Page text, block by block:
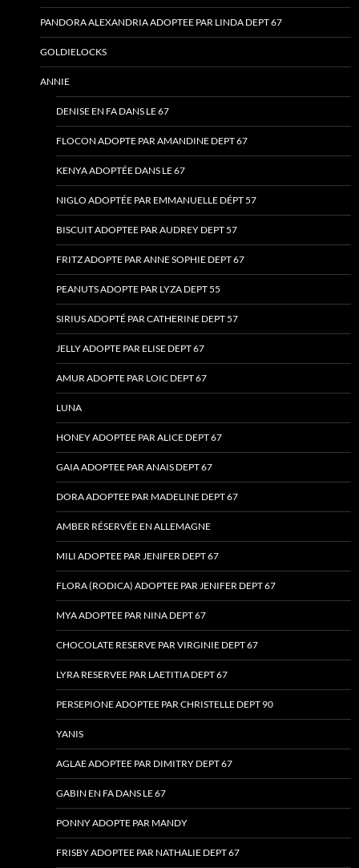
PANDORA ALEXANDRIA ADOPTEE PAR LINDA DEPT 67
GOLDIELOCKS
ANNIE
DENISE EN FA DANS LE 67
FLOCON ADOPTE PAR AMANDINE DEPT 67
KENYA ADOPTÉE DANS LE 67
NIGLO ADOPTÉE PAR EMMANUELLE DÉPT 57
BISCUIT ADOPTEE PAR AUDREY DEPT 57
FRITZ ADOPTE PAR ANNE SOPHIE DEPT 67
PEANUTS ADOPTE PAR LYZA DEPT 55
SIRIUS ADOPTÉ PAR CATHERINE DEPT 57
JELLY ADOPTE PAR ELISE DEPT 67
AMUR ADOPTE PAR LOIC DEPT 67
LUNA
HONEY ADOPTEE PAR ALICE DEPT 67
GAIA ADOPTEE PAR ANAIS DEPT 67
DORA ADOPTEE PAR MADELINE DEPT 67
AMBER RÉSERVÉE EN ALLEMAGNE
MILI ADOPTEE PAR JENIFER DEPT 67
FLORA (RODICA) ADOPTEE PAR JENIFER DEPT 67
MYA ADOPTEE PAR NINA DEPT 67
CHOCOLATE RESERVE PAR VIRGINIE DEPT 67
LYRA RESERVEE PAR LAETITIA DEPT 67
PERSEPIONE ADOPTEE PAR CHRISTELLE DEPT 90
YANIS
AGLAE ADOPTEE PAR DIMITRY DEPT 67
GABIN EN FA DANS LE 67
PONNY ADOPTE PAR MANDY
FRISBY ADOPTEE PAR NATHALIE DEPT 67